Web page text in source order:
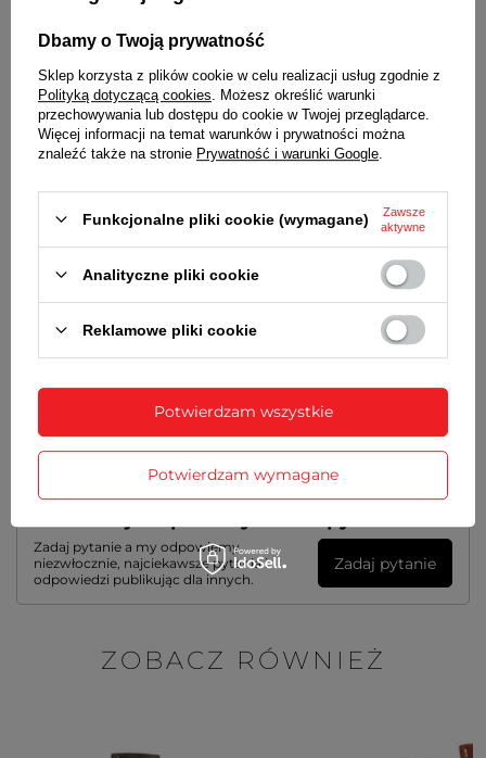
Wraz z bransoletą otrzymasz:
dowód zakupu - paragon lub fakturę VAT
komplet teleskopów
OPINIE (0)
Zadaj pytanie a my odpowiemy
niezwłocznie, najciekawsze pytania i
odpowiedzi publikując dla innych.
Zadaj pytanie
ZOBACZ RÓWNIEŻ
Dbamy o Twoją prywatność
Sklep korzysta z plików cookie w celu realizacji usług zgodnie z
Polityką dotyczącą cookies . Możesz określić warunki
przechowywania lub dostępu do cookie w Twojej przeglądarce.
Więcej informacji na temat warunków i prywatności można
znaleźć także na stronie Prywatność i warunki Google
Funkcjonalne pliki cookie (wymagane)
Zawsze
aktywne
Analityczne pliki cookie
Reklamowe pliki cookie
Potwierdzam wymagane
Potwierdzam wszystkie